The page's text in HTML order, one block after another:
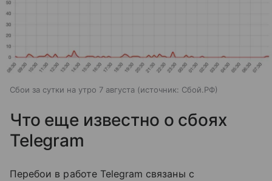
Сбои за сутки на утро 7 августа источник: Сбой.РФ
Что еще известно о сбоях
Telegram
Перебои в работе Telegram связаны с